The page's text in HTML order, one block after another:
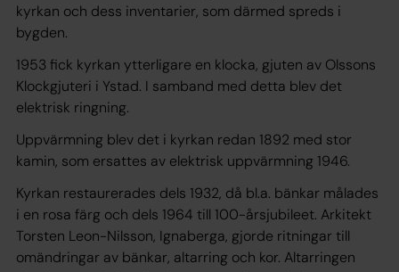
kyrkan och dess inventarier, som därmed spreds i
bygden.
1953 fick kyrkan ytterligare en klocka, gjuten av Olssons
Klockgjuteri i Ystad. I samband med detta blev det
elektrisk ringning.
Uppvärmning blev det i kyrkan redan 1892 med stor
kamin, som ersattes av elektrisk uppvärmning 1946.
Kyrkan restaurerades dels 1932, då bl.a. bänkar målades
i en rosa färg och dels 1964 till 100-årsjubileet. Arkitekt
Torsten Leon-Nilsson, Ignaberga, gjorde ritningar till
omändringar av bänkar, altarring och kor. Altarringen